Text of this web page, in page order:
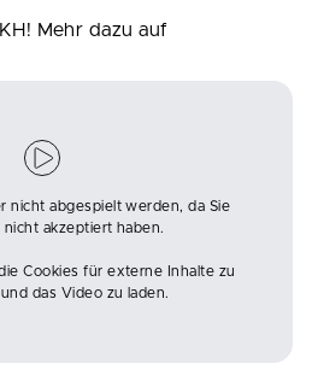
Mehr dazu auf
nicht abgespielt werden, da Sie
nicht akzeptiert haben.
Cookies für externe Inhalte zu
das Video zu laden.